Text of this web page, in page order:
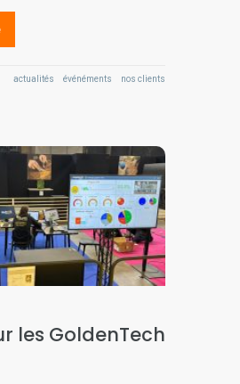
actualités événéments nos clients
les GoldenTech